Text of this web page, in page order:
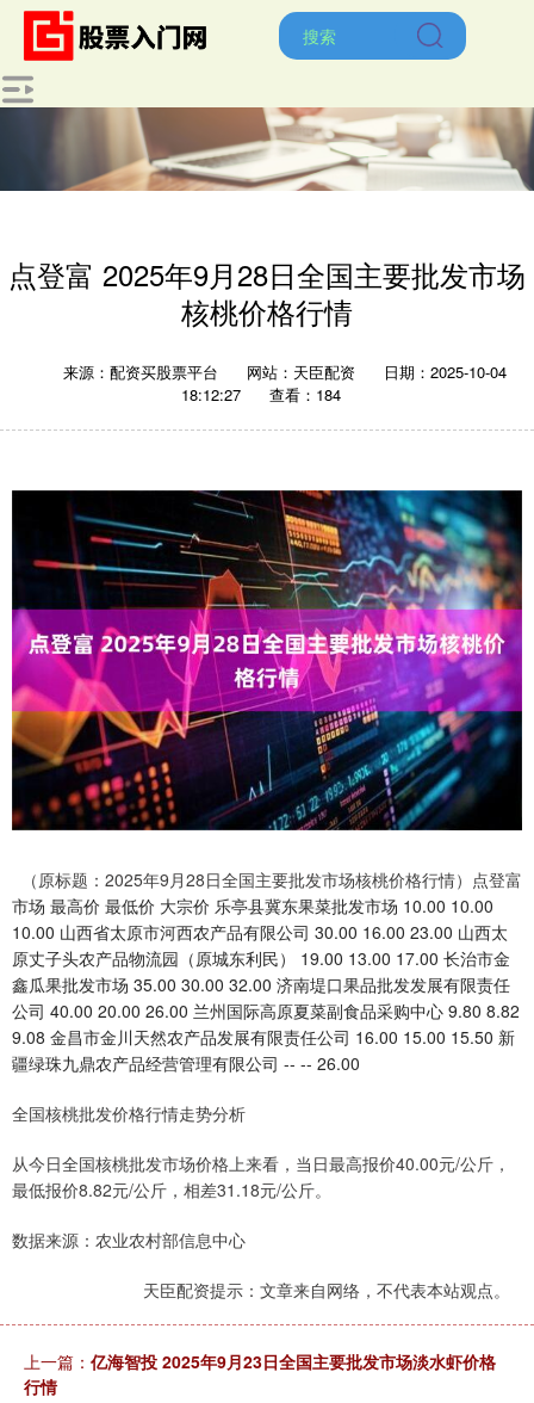
点登富 2025年9月28日全国主要批发市场
核桃价格行情
来源：配资买股票平台 网站：天臣配资
日期：2025-10-04
18:12:27
查看：184
（原标题：2025年9月28日全国主要批发市场核桃价格行情）点登富
市场 最高价 最低价 大宗价 乐亭县冀东果菜批发市场 10.00 10.00
10.00 山西省太原市河西农产品有限公司 30.00 16.00 23.00 山西太
原丈子头农产品物流园（原城东利民） 19.00 13.00 17.00 长治市金
鑫瓜果批发市场 35.00 30.00 32.00 济南堤口果品批发发展有限责任
公司 40.00 20.00 26.00 兰州国际高原夏菜副食品采购中心 9.80 8.82
9.08 金昌市金川天然农产品发展有限责任公司 16.00 15.00 15.50 新
疆绿珠九鼎农产品经营管理有限公司 -- -- 26.00
全国核桃批发价格行情走势分析
从今日全国核桃批发市场价格上来看，当日最高报价40.00元/公斤，
最低报价8.82元/公斤，相差31.18元/公斤。
数据来源：农业农村部信息中心
天臣配资提示：文章来自网络，不代表本站观点。
上一篇： 亿海智投 2025年9月23日全国主要批发市场淡水虾价格
行情